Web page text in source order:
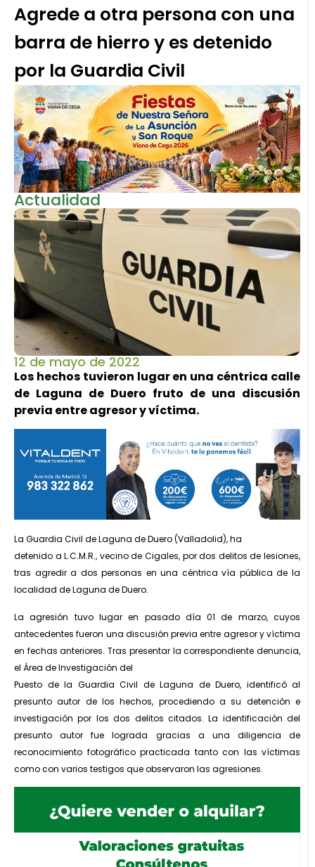
Agrede a otra persona con una
barra de hierro y es detenido
por la Guardia Civil
Actualidad
12 de mayo de 2022
Los hechos tuvieron lugar en una céntrica calle
de Laguna de Duero fruto de una discusión
previa entre agresor y víctima.
La Guardia Civil de Laguna de Duero (Valladolid), ha
detenido a L.C.M.R., vecino de Cigales, por dos delitos de lesiones,
tras agredir a dos personas en una céntrica vía pública de la
localidad de Laguna de Duero.
La agresión tuvo lugar en pasado día 01 de marzo, cuyos
antecedentes fueron una discusión previa entre agresor y víctima
en fechas anteriores. Tras presentar la correspondiente denuncia,
el Área de Investigación del
Puesto de la Guardia Civil de Laguna de Duero, identificó al
presunto autor de los hechos, procediendo a su detención e
investigación por los dos delitos citados. La identificación del
presunto autor fue lograda gracias a una diligencia de
reconocimiento fotográfico practicada tanto con las víctimas
como con varios testigos que observaron las agresiones.